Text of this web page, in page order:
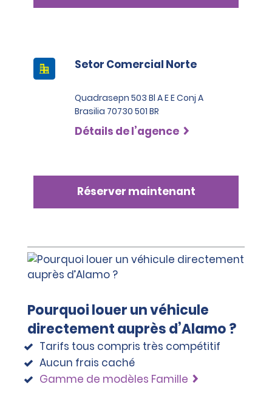
Setor Comercial Norte
Quadrasepn 503 Bl A E E Conj A
Brasilia 70730 501 BR
Détails de l’agence
Réserver maintenant
Pourquoi louer un véhicule
directement auprès d’Alamo ?
Tarifs tous compris très compétitif
Aucun frais caché
Gamme de modèles Famille